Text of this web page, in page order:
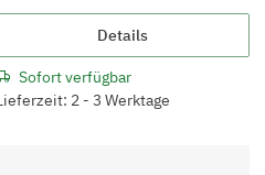
Details
Sofort verfügbar
2 - 3 Werktage